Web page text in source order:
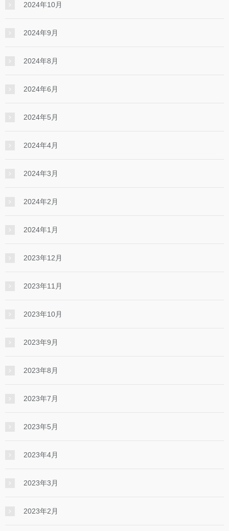
2024年10月
2024年9月
2024年8月
2024年6月
2024年5月
2024年4月
2024年3月
2024年2月
2024年1月
2023年12月
2023年11月
2023年10月
2023年9月
2023年8月
2023年7月
2023年5月
2023年4月
2023年3月
2023年2月